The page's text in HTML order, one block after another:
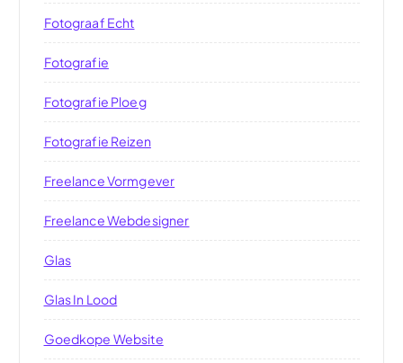
Fotograaf Echt
Fotografie
Fotografie Ploeg
Fotografie Reizen
Freelance Vormgever
Freelance Webdesigner
Glas
Glas In Lood
Goedkope Website